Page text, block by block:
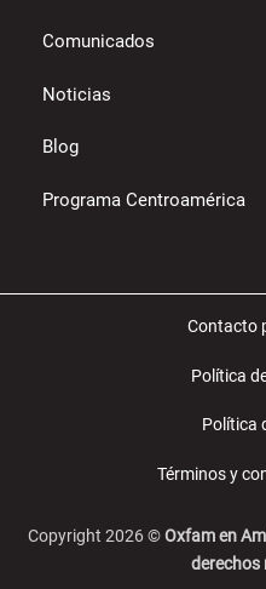
Comunicados
Noticias
Blog
Programa Centroamérica
Contacto
Política
Política
Términos y
Copyright 2026 ©Oxfam en
derechos